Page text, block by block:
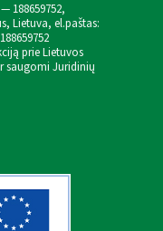
188659752,
Lietuva, el.paštas:
prie Lietuvos
saugomi Juridinių